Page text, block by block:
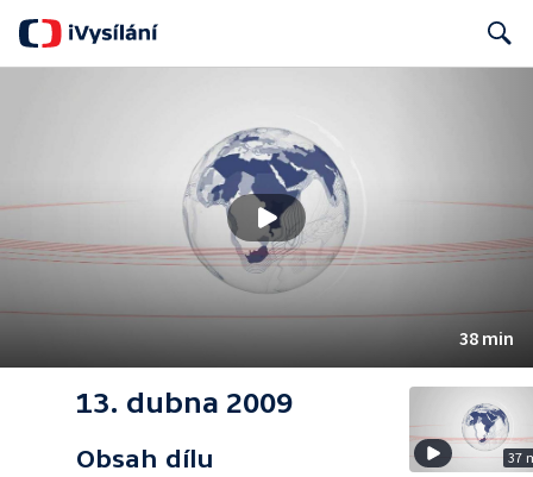
38 min
13. dubna 2009
Obsah dílu
37